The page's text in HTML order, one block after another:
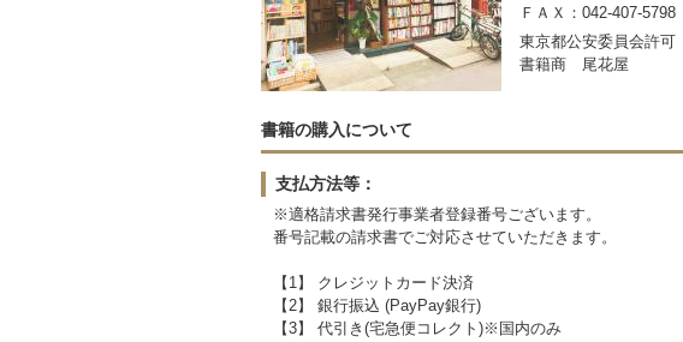
ＦＡＸ：042-407-5798
東京都公安委員会許
書籍商 尾花屋
書籍の購入について
支払方法等：
※適格請求書発行事業者登録番号ございます。
番号記載の請求書でご対応させていただきます。
【1】 クレジットカード決済
【2】 銀行振込 (PayPay銀行)
【3】 代引き(宅急便コレクト)※国内のみ